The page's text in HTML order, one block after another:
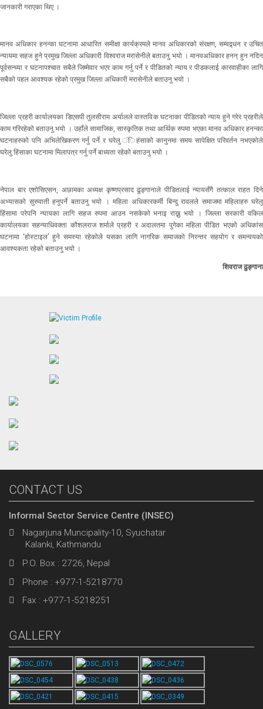
जानकारी गराएका थिए ।
मानव अधिकार हनन्का घटनामा आधारित समीक्षा कार्यक्रमले मानव अधिकारको संरक्षण, सम्वद्र्धन र उचित
न्यायमा सहज हुने प्रमुख जिल्ला अधिकारी विश्वराज मरासेनीले बताउनु भयो । मानवअधिकार हनन् हुन नदिन
पूर्वसन्ध्या र घटनापश्चात सबैले जिम्मेवार भएर काम गर्नु पर्ने र पीडितको न्याय र पीडकलाई कारवाहीका लागि
सबैको पहल आवश्यक रहेको प्रमुख जिल्ला अधिकारी मरासेनीले बताउनु भयो ।
जिल्ला प्रहरी कार्यालयका डिएसपी तुलसीराम अर्यालले वास्तविक घटनाका पीडितको न्याय हुने गरेर प्रहरीले
काम गरिरहेको बताउनु भयो । उहाँले सामाजिक, सास्कृतिक तथा आर्थिक रुपमा भएका मानव अधिकार हनन्का
घटनाहरुको पनि अभिलेखिकरण गर्नु पर्ने र घरेलु ंिहंसाको कानुनमा समय सापेक्षित परिवर्तन नभएकोले
घरेलु हिंसाका घटनामा मिलापत्र गर्नु पर्ने बाध्यता रहेको बताउनु भयो ।
नेपाल बार एशोसिएसन, अछामका अध्यक्ष कृष्णप्रसाद ढुङ्गानाले पीडितलाई न्यायसँगै तत्काल राहत दिने
अभ्यासको सुरुवाती हनुपर्ने बताउनु भयो । महिला अधिकारकर्मी बिन्दु रावलले समाजमा महिलाहरु घरेलु
हिंसामा परेपनि न्यायका लागि सहज रुपमा आउन नसकेको भनाइ राख्नु भयो । जिल्ला सरकारी वकिल
कार्यालयका सहन्याधिवक्ता कौशलराज शर्माले प्रहरी र अदालतमा पुगेका महिला पीडित भएको अधिकांस
घटनामा ‘होस्टाइल’ हुने समस्या रहेकोले यसका लागि नागरिक समाजको निरन्तर सहयोग र समन्वयको
आवश्यकता रहेको बताउनु भयो ।
शिवराज ढुङ्गाना
CONTACT US
Informal Sector Service Centre (INSEC)
Nagarjuna Muncipality-10, Syuchatar
Kalanki, Kathmandu
P.O. Box : 2726, Nepal
Phone : +977-1-5218770
Fax : +977-1-5218251
GALLERY